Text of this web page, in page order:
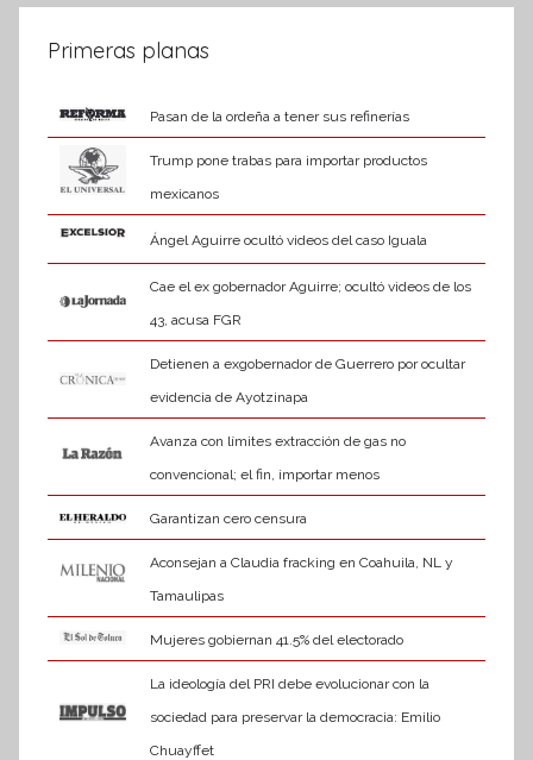
a
entradas
Primeras planas
Pasan de la ordeña a tener sus refinerías
Trump pone trabas para importar productos
mexicanos
Ángel Aguirre ocultó videos del caso Iguala
Cae el ex gobernador Aguirre; ocultó videos de los
43, acusa FGR
Detienen a exgobernador de Guerrero por ocultar
evidencia de Ayotzinapa
Avanza con límites extracción de gas no
convencional; el fin, importar menos
Garantizan cero censura
Aconsejan a Claudia fracking en Coahuila, NL y
Tamaulipas
Mujeres gobiernan 41.5% del electorado
La ideología del PRI debe evolucionar con la
sociedad para preservar la democracia: Emilio
Chuayffet